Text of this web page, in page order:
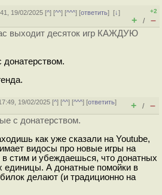
19/02/2025 [^] [^^] [^^^] [ответить][↓]
+2
+ / –
выходит десяток игр КАЖДУЮ
донатерством.
19/02/2025 [^] [^^] [^^^] [ответить]
+ / –
с донатерством.
как уже сказали на Youtube,
видосы про новые игры на
стим и убеждаешься, что донатных
единицы. А донатные пoмoйки в
делают (и традиционно на